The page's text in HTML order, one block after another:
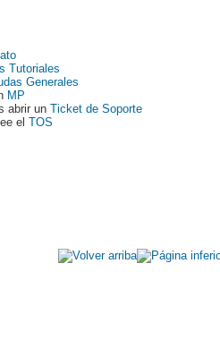
Tutoriales
Generales
MP
abrir un Ticket de Soporte
el TOS